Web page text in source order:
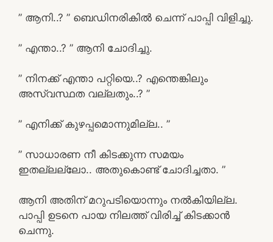
” ആനി..? ” ബെഡിനരികിൽ ചെന്ന് പാപ്പി വിളിച്ചു.
” എന്താ..? ” ആനി ചോദിച്ചു.
” നിനക്ക് എന്താ പറ്റിയെ..? എന്തെങ്കിലും
അസ്വസ്ഥത വല്ലതും..? ”
” എനിക്ക് കുഴപ്പമൊന്നുമില്ല.. ”
” സാധാരണ നീ കിടക്കുന്ന സമയം
ഇതല്ലല്ലോ.. അതുകൊണ്ട് ചോദിച്ചതാ. ”
ആനി അതിന് മറുപടിയൊന്നും നൽകിയില്ല.
പാപ്പി ഉടനെ പായ നിലത്ത് വിരിച്ച് കിടക്കാൻ
ചെന്നു.